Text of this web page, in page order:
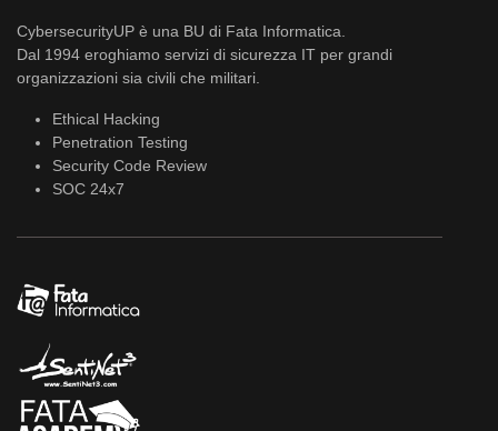
CybersecurityUP è una BU di Fata Informatica.
Dal 1994 eroghiamo servizi di sicurezza IT per grandi
organizzazioni sia civili che militari.
Ethical Hacking
Penetration Testing
Security Code Review
SOC 24x7